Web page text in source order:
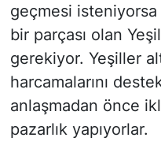
geçmesi
bir parçası olan
gerekiyor. Yeşiller
harcamalarını
anlaşmadan önce
pazarlık yapıyorlar.